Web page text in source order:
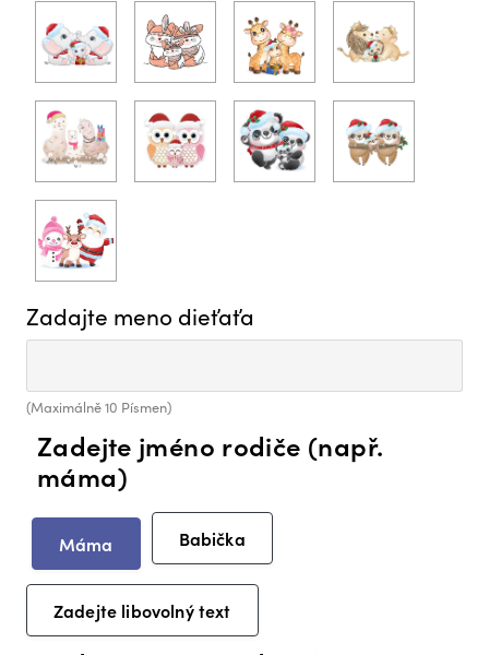
Zadajte meno dieťaťa
(Maximálně 10 Písmen)
Zadejte jméno rodiče (např.
máma)
Máma Babička
Zadejte libovolný text